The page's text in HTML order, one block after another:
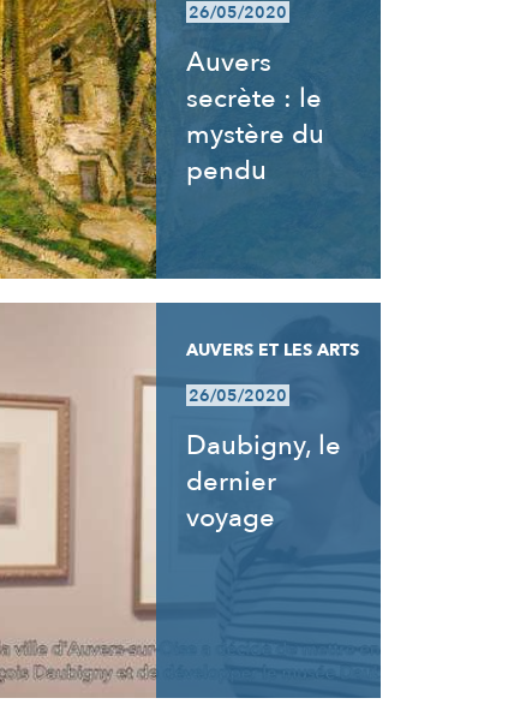
26/05/2020
Auvers
secrète : le
mystère du
pendu
AUVERS ET LES ARTS
26/05/2020
Daubigny, le
dernier
voyage